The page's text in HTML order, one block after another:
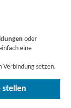
oder
eine
Verbindung setzen.
stellen